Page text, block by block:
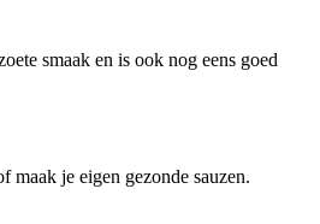
smaak en is ook nog eens goed
maak je eigen gezonde sauzen.